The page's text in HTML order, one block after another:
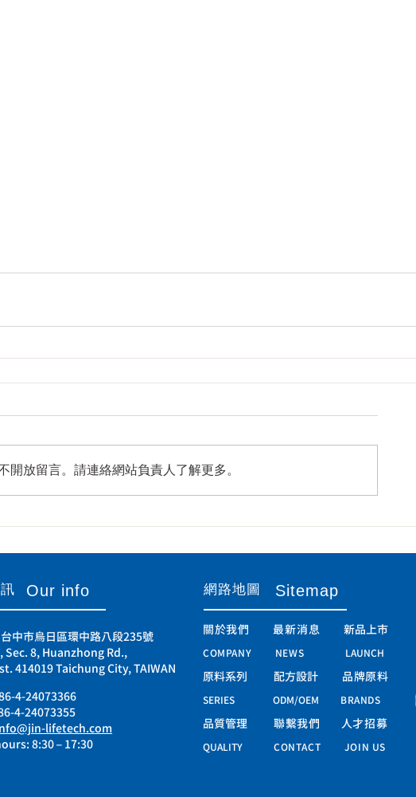
開放留言。請連絡網站負責人了解更多。
Our info ​網路地圖 Sitemap
中市烏日區環中路八段235號
Sec. 8, Huanzhong Rd.,
414019 Taichung City, TAIWAN
4-24073366
4-24073355
lifetech.com
8:30 – 17:30​
關於我們最新消息 新品上市
COMPANY NEWS LAUNCH
原料系列 配方設計 品牌原料
SERIES ODM/OEM BRANDS
品質管理 聯繫我們 人才招募
QUALITY CONTACT JOIN US